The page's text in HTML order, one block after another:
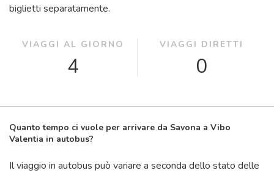
biglietti separatamente.
VIAGGI AL GIORNO
4
VIAGGI DIRETTI
0
Quanto tempo ci vuole per arrivare da Savona a Vibo
Valentia in autobus?
Il viaggio in autobus può variare a seconda dello stato delle